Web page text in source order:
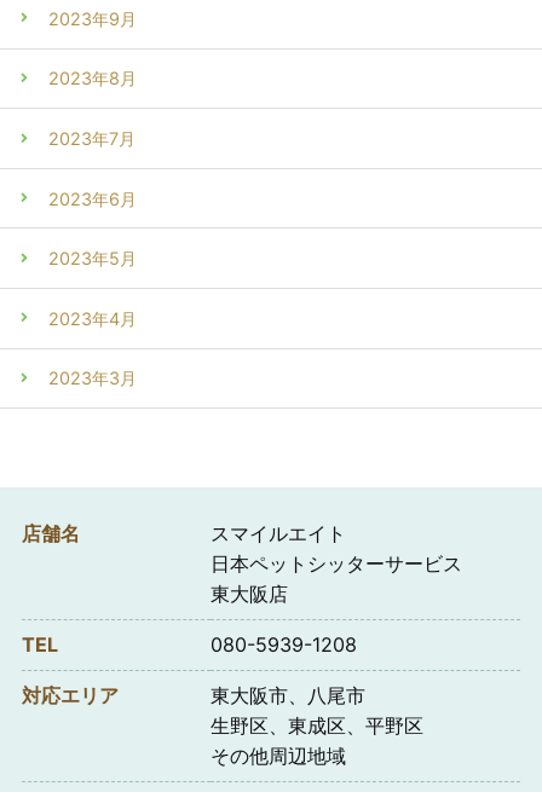
2023年9月
2023年8月
2023年7月
2023年6月
2023年5月
2023年4月
2023年3月
店舗名
スマイルエイト
日本ペットシッターサービス
東大阪店
TEL 080-5939-1208
対応エリア
東大阪市、八尾市
生野区、東成区、平野区
その他周辺地域